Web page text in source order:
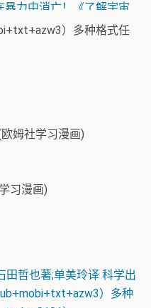
力中消亡！《了解宇宙
）多种格式任
姆社学习漫画)
习漫画)